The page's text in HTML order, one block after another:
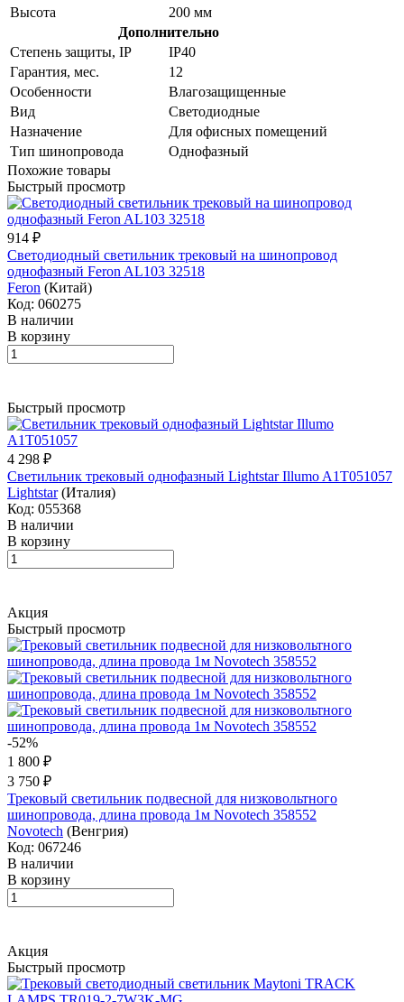
Высота
200 мм
Дополнительно
Степень защиты, IP
IP40
Гарантия, мес.
12
Особенности
Влагозащищенные
Вид
Светодиодные
Назначение
Для офисных помещений
Тип шинопровода
Однофазный
Похожие товары
Быстрый просмотр
914 ₽
Светодиодный светильник трековый на шинопровод
однофазный Feron AL103 32518
Feron (Китай)
Код: 060275
В наличии
В корзину
Быстрый просмотр
4 298 ₽
Светильник трековый однофазный Lightstar Illumo A1T051057
Lightstar(Италия)
Код: 055368
В наличии
В корзину
Акция
Быстрый просмотр
-52%
1 800 ₽
3 750 ₽
Трековый светильник подвесной для низковольтного
шинопровода, длина провода 1м Novotech 358552
Novotech (Венгрия)
Код: 067246
В наличии
В корзину
Акция
Быстрый просмотр